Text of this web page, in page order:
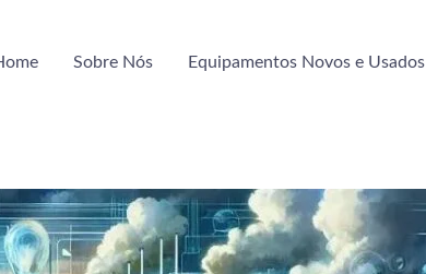
Sobre Nós Equipamentos Novos e Usados